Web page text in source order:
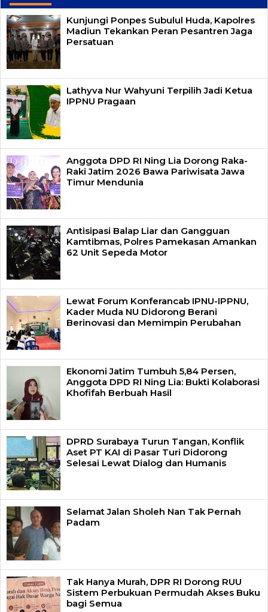
Kunjungi Ponpes Subulul Huda, Kapolres
Madiun Tekankan Peran Pesantren Jaga
Persatuan
Lathyva Nur Wahyuni Terpilih Jadi Ketua
IPPNU Pragaan
Anggota DPD RI Ning Lia Dorong Raka-
Raki Jatim 2026 Bawa Pariwisata Jawa
Timur Mendunia
Antisipasi Balap Liar dan Gangguan
Kamtibmas, Polres Pamekasan Amankan
62 Unit Sepeda Motor
Lewat Forum Konferancab IPNU-IPPNU,
Kader Muda NU Didorong Berani
Berinovasi dan Memimpin Perubahan
Ekonomi Jatim Tumbuh 5,84 Persen,
Anggota DPD RI Ning Lia: Bukti Kolaborasi
Khofifah Berbuah Hasil
DPRD Surabaya Turun Tangan, Konflik
Aset PT KAI di Pasar Turi Didorong
Selesai Lewat Dialog dan Humanis
Selamat Jalan Sholeh Nan Tak Pernah
Padam
Tak Hanya Murah, DPR RI Dorong RUU
Sistem Perbukuan Permudah Akses Buku
bagi Semua